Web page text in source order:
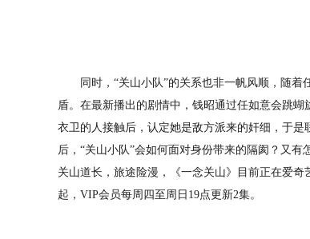
同时，“关山小队”的关系也非一帆风顺，随着
盾。在最新播出的剧情中，钱昭通过任如意会跳
衣卫的人接触后，认定她是敌方派来的奸细，于
后，“关山小队”会如何面对身份带来的隔阂？又有
关山道长，旅途险漫，《一念关山》目前正在爱奇
起，VIP会员每周四至周日19点更新2集。